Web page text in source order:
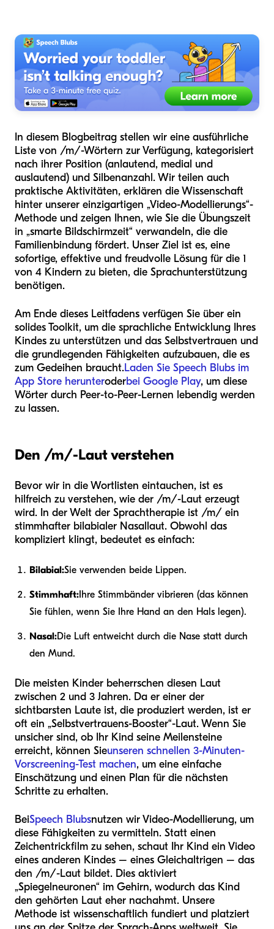
In diesem Blogbeitrag stellen wir eine ausführliche
Liste von /m/-Wörtern zur Verfügung, kategorisiert
nach ihrer Position (anlautend, medial und
auslautend) und Silbenanzahl. Wir teilen auch
praktische Aktivitäten, erklären die Wissenschaft
hinter unserer einzigartigen „Video-Modellierungs“-
Methode und zeigen Ihnen, wie Sie die Übungszeit
in „smarte Bildschirmzeit“ verwandeln, die die
Familienbindung fördert. Unser Ziel ist es, eine
sofortige, effektive und freudvolle Lösung für die 1
von 4 Kindern zu bieten, die Sprachunterstützung
benötigen.
Am Ende dieses Leitfadens verfügen Sie über ein
solides Toolkit, um die sprachliche Entwicklung Ihres
Kindes zu unterstützen und das Selbstvertrauen und
die grundlegenden Fähigkeiten aufzubauen, die es
zum Gedeihen braucht.Laden Sie Speech Blubs im
App Store herunteroderbei Google Play, um diese
Wörter durch Peer-to-Peer-Lernen lebendig werden
zu lassen.
Den /m/-Laut verstehen
Bevor wir in die Wortlisten eintauchen, ist es
hilfreich zu verstehen, wie der /m/-Laut erzeugt
wird. In der Welt der Sprachtherapie ist /m/ ein
stimmhafter bilabialer Nasallaut. Obwohl das
kompliziert klingt, bedeutet es einfach:
Bilabial:Sie verwenden beide Lippen.
Stimmhaft: Ihre Stimmbänder vibrieren (das können
Sie fühlen, wenn Sie Ihre Hand an den Hals legen).
Nasal:Die Luft entweicht durch die Nase statt durch
den Mund.
Die meisten Kinder beherrschen diesen Laut
zwischen 2 und 3 Jahren. Da er einer der
sichtbarsten Laute ist, die produziert werden, ist er
oft ein „Selbstvertrauens-Booster“-Laut. Wenn Sie
unsicher sind, ob Ihr Kind seine Meilensteine
erreicht, können Sieunseren schnellen 3-Minuten-
Vorscreening-Test machen, um eine einfache
Einschätzung und einen Plan für die nächsten
Schritte zu erhalten.
BeiSpeech Blubsnutzen wir Video-Modellierung, um
diese Fähigkeiten zu vermitteln. Statt einen
Zeichentrickfilm zu sehen, schaut Ihr Kind ein Video
eines anderen Kindes – eines Gleichaltrigen – das
den /m/-Laut bildet. Dies aktiviert
„Spiegelneuronen“ im Gehirn, wodurch das Kind
den gehörten Laut eher nachahmt. Unsere
Methode ist wissenschaftlich fundiert und platziert